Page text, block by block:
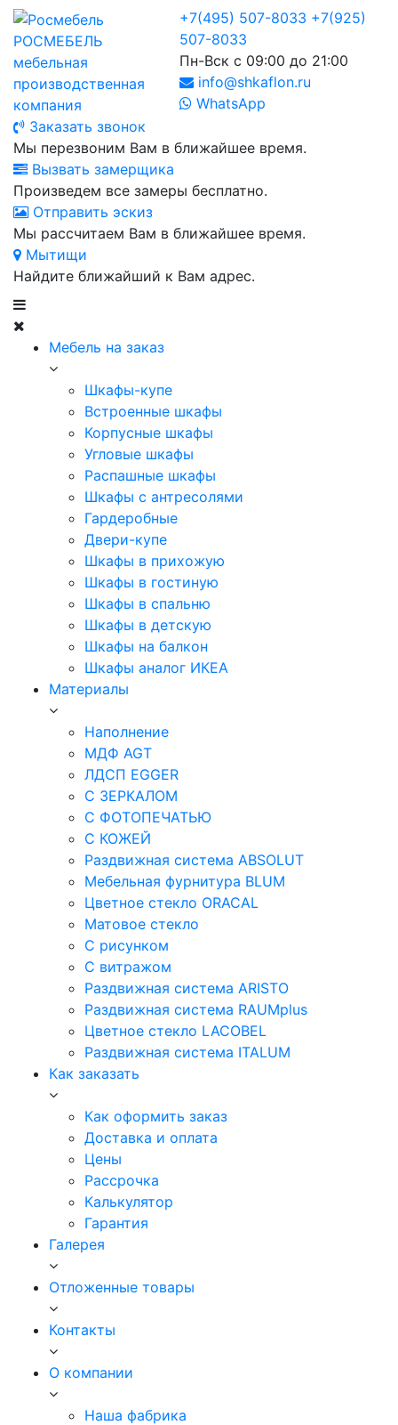
РОСМЕБЕЛЬ
мебельная
производственная
компания
+7(495) 507-8033 +7(925)
507-8033
Пн-Вск с 09:00 до 21:00
info@shkaflon.ru
WhatsApp
Заказать звонок
Мы перезвоним Вам в ближайшее время.
Вызвать замерщика
Произведем все замеры бесплатно.
Отправить эскиз
Мы рассчитаем Вам в ближайшее время.
Мытищи
Найдите ближайший к Вам адрес.
Мебель на заказ
Шкафы-купе
Встроенные шкафы
Корпусные шкафы
Угловые шкафы
Распашные шкафы
Шкафы с антресолями
Гардеробные
Двери-купе
Шкафы в прихожую
Шкафы в гостиную
Шкафы в спальню
Шкафы в детскую
Шкафы на балкон
Шкафы аналог ИКЕА
Материалы
Наполнение
МДФ AGT
ЛДСП EGGER
С ЗЕРКАЛОМ
С ФОТОПЕЧАТЬЮ
С КОЖЕЙ
Раздвижная система ABSOLUT
Мебельная фурнитура BLUM
Цветное стекло ORACAL
Матовое стекло
C рисунком
C витражом
Раздвижная система ARISTO
Раздвижная система RAUMplus
Цветное стекло LACOBEL
Раздвижная система ITALUM
Как заказать
Как оформить заказ
Доставка и оплата
Цены
Рассрочка
Калькулятор
Гарантия
Галерея
Отложенные товары
Контакты
О компании
Наша фабрика